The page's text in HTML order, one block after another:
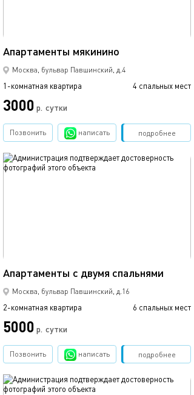
Апартаменты мякинино
Москва, бульвар Павшинский, д.4
1-комнатная квартира 4 спальных мест
3000 р. сутки
подробнее
Позвонить написать Забронировать
Апартаменты с двумя спальнями
Москва, бульвар Павшинский, д.16
2-комнатная квартира 6 спальных мест
5000 р. сутки
обновлено 09.04.2019
подробнее
Позвонить написать Забронировать
обновлено 09.04.2019